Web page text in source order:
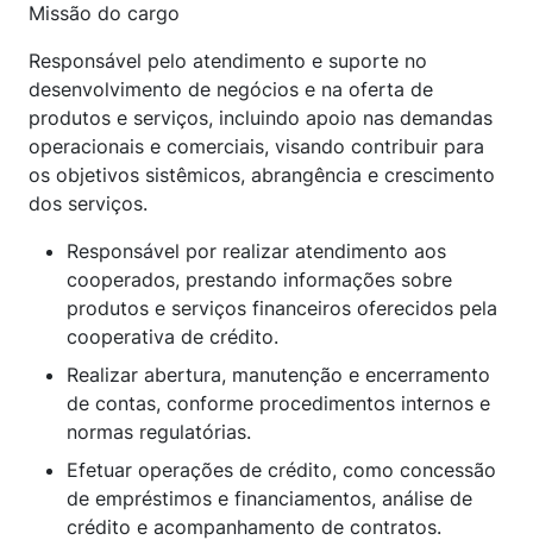
Missão do cargo
Responsável pelo atendimento e suporte no
desenvolvimento de negócios e na oferta de
produtos e serviços, incluindo apoio nas demandas
operacionais e comerciais, visando contribuir para
os objetivos sistêmicos, abrangência e crescimento
dos serviços.
Responsável por realizar atendimento aos
cooperados, prestando informações sobre
produtos e serviços financeiros oferecidos pela
cooperativa de crédito.
Realizar abertura, manutenção e encerramento
de contas, conforme procedimentos internos e
normas regulatórias.
Efetuar operações de crédito, como concessão
de empréstimos e financiamentos, análise de
crédito e acompanhamento de contratos.